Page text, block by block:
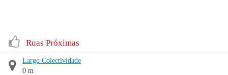
Ruas Próximas
Largo Colectividade
0 m